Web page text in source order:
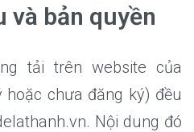
và bản quyền
tải trên website của
chưa đăng ký) đều
Nội dung đó